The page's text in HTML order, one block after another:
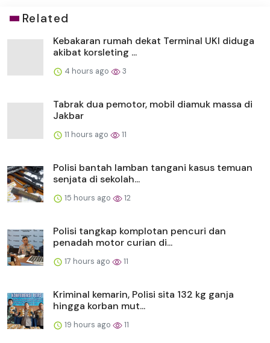
Related
Kebakaran rumah dekat Terminal UKI diduga
akibat korsleting ...
4 hours ago 3
Tabrak dua pemotor, mobil diamuk massa di
Jakbar
11 hours ago 11
Polisi bantah lamban tangani kasus temuan
senjata di sekolah...
15 hours ago 12
Polisi tangkap komplotan pencuri dan
penadah motor curian di...
17 hours ago 11
Kriminal kemarin, Polisi sita 132 kg ganja
hingga korban mut...
19 hours ago 11